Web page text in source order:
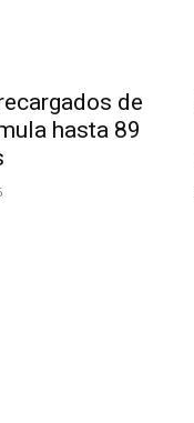
de
hasta 89